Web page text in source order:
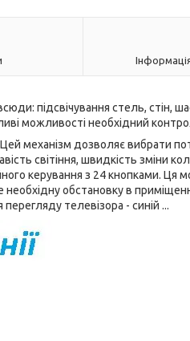
підсвічування стель, стін,
можливості необхідний
механізм дозволяє вибрати
світіння, швидкість зміни
керування з 24 кнопками. Ця
обстановку в
телевізора - синій ...